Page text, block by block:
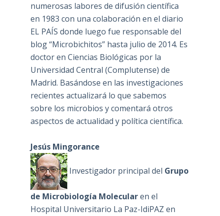
numerosas labores de difusión científica
en 1983 con una colaboración en el diario
EL PAÍS donde luego fue responsable del
blog “Microbichitos” hasta julio de 2014. Es
doctor en Ciencias Biológicas por la
Universidad Central (Complutense) de
Madrid. Basándose en las investigaciones
recientes actualizará lo que sabemos
sobre los microbios y comentará otros
aspectos de actualidad y política científica.
Jesús Mingorance
Investigador principal del Grupo
de Microbiología Molecularen el
Hospital Universitario La Paz-IdiPAZ en